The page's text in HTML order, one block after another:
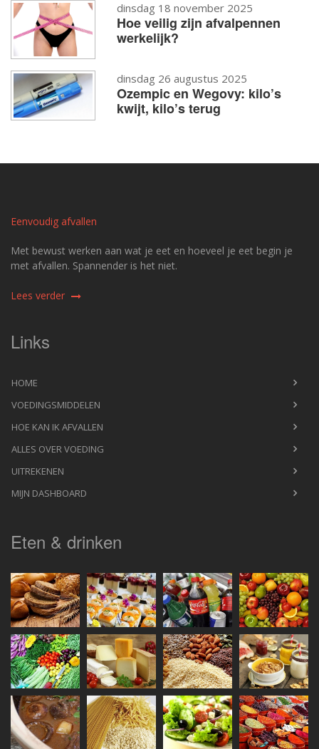
dinsdag 18 november 2025
Hoe veilig zijn afvalpennen
werkelijk?
dinsdag 26 augustus 2025
Ozempic en Wegovy: kilo’s
kwijt, kilo’s terug
Eenvoudig afvallen
Met bewust werken aan wat je eet en hoeveel je eet begin je
met afvallen. Spannender is het niet.
Lees verder
Links
HOME
VOEDINGSMIDDELEN
HOE KAN IK AFVALLEN
ALLES OVER VOEDING
UITREKENEN
MIJN DASHBOARD
Eten & drinken